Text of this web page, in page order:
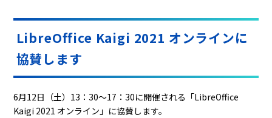
LibreOffice Kaigi 2021 オンラインに
協賛します
6月12日（土）13：30～17：30に開催される「LibreOffice
Kaigi 2021 オンライン」に協賛します。